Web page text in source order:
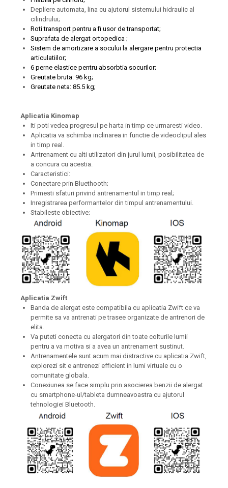
Depliere automata, lina cu ajutorul sistemului hidraulic al
cilindrului;
Roti transport pentru a fi usor de transportat;
Suprafata de alergat ortopedica ;
Sistem de amortizare a socului la alergare pentru protectia
articulatiilor;
6 perne elastice pentru absorbtia socurilor;
Greutate bruta: 96 kg;
Greutate neta: 85.5 kg;
Aplicatia Kinomap
Iti poti vedea progresul pe harta in timp ce urmaresti video.
Aplicatia va schimba inclinarea in functie de videoclipul ales
in timp real.
Antrenament cu alti utilizatori din jurul lumii, posibilitatea de
a concura cu acestia.
Caracteristici:
Conectare prin Bluethooth;
Primesti sfaturi privind antrenamentul in timp real;
Inregistrarea performantelor din timpul antrenamentului.
Stabileste obiective;
Aplicatia Zwift
Banda de alergat este compatibila cu aplicatia Zwift ce va
permite sa va antrenati pe trasee organizate de antrenori de
elita.
Va puteti conecta cu alergatori din toate colturile lumii
pentru a va motiva si a avea un antrenament sustinut.
Antrenamentele sunt acum mai distractive cu aplicatia Zwift,
explorezi sit e antrenezi efficient in lumi virtuale cu o
comunitate globala.
Conexiunea se face simplu prin asocierea benzii de alergat
cu smartphone-ul/tableta dumneavoastra cu ajutorul
tehnologiei Bluetooth.